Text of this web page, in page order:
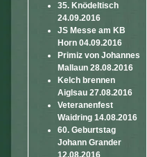
35. Knödeltisch
24.09.2016
JS Messe am KB
Horn 04.09.2016
Primiz von Johannes
Mallaun 28.08.2016
Kelch brennen
Aiglsau 27.08.2016
Veteranenfest
Waidring 14.08.2016
60. Geburtstag
Johann Grander
12.08.2016